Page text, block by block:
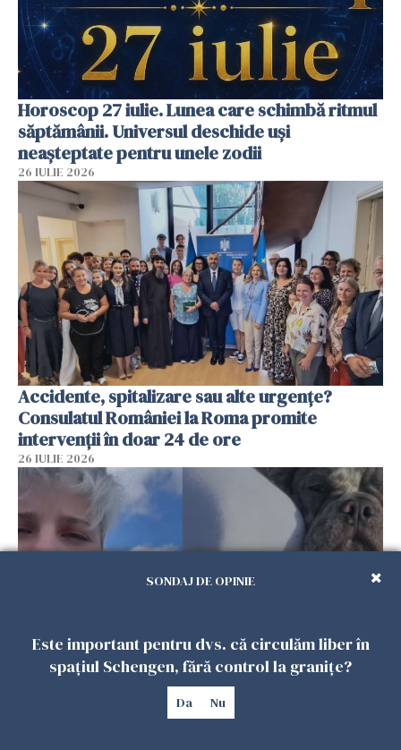
Horoscop 27 iulie. Lunea care schimbă ritmul
săptămânii. Universul deschide uși
neașteptate pentru unele zodii
26 IULIE 2026
Accidente, spitalizare sau alte urgențe?
Consulatul României la Roma promite
intervenții în doar 24 de ore
26 IULIE 2026
Ce a pățit o româncă în timp ce își plimba
câinele în Germania. Mesajul ei a stârnit
SONDAJ DE OPINIE
Este important pentru dvs. că circulăm liber în
spațiul Schengen, fără control la granițe?
Da Nu